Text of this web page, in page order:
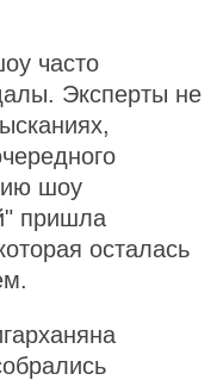
часто
Эксперты не
шоу
пришла
осталась